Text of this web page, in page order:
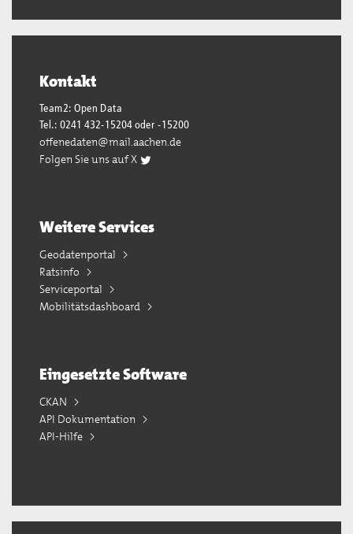
Kontakt
Team2: Open Data
Tel.: 0241 432-15204 oder -15200
offenedaten@mail.aachen.de
Folgen Sie uns auf X
Weitere Services
Geodatenportal
Ratsinfo
Serviceportal
Mobilitätsdashboard
Eingesetzte Software
CKAN
API Dokumentation
API-Hilfe